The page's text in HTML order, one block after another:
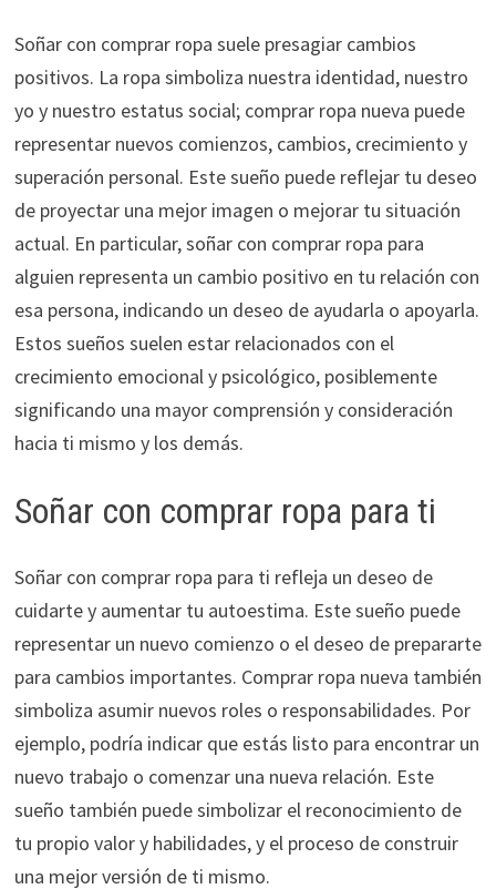
Soñar con comprar ropa suele presagiar cambios
positivos. La ropa simboliza nuestra identidad, nuestro
yo y nuestro estatus social; comprar ropa nueva puede
representar nuevos comienzos, cambios, crecimiento y
superación personal. Este sueño puede reflejar tu deseo
de proyectar una mejor imagen o mejorar tu situación
actual. En particular, soñar con comprar ropa para
alguien representa un cambio positivo en tu relación con
esa persona, indicando un deseo de ayudarla o apoyarla.
Estos sueños suelen estar relacionados con el
crecimiento emocional y psicológico, posiblemente
significando una mayor comprensión y consideración
hacia ti mismo y los demás.
Soñar con comprar ropa para ti
Soñar con comprar ropa para ti refleja un deseo de
cuidarte y aumentar tu autoestima. Este sueño puede
representar un nuevo comienzo o el deseo de prepararte
para cambios importantes. Comprar ropa nueva también
simboliza asumir nuevos roles o responsabilidades. Por
ejemplo, podría indicar que estás listo para encontrar un
nuevo trabajo o comenzar una nueva relación. Este
sueño también puede simbolizar el reconocimiento de
tu propio valor y habilidades, y el proceso de construir
una mejor versión de ti mismo.